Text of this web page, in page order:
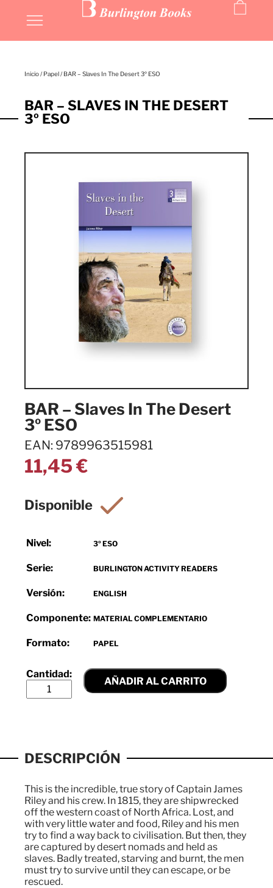
Inicio/ Papel/ BAR – Slaves In The Desert 3º ESO
BAR – SLAVES IN THE DESERT
3º ESO
BAR – Slaves In The Desert
3º ESO
EAN: 9789963515981
11,45€
Nivel: 3º ESO
Serie: BURLINGTON ACTIVITY READERS
Versión: ENGLISH
Componente: MATERIAL COMPLEMENTARIO
Formato: PAPEL
AÑADIR AL CARRITO
DESCRIPCIÓN
This is the incredible, true story of Captain James
Riley and his crew. In 1815, they are shipwrecked
off the western coast of North Africa. Lost, and
with very little water and food, Riley and his men
try to find a way back to civilisation. But then, they
are captured by desert nomads and held as
slaves. Badly treated, starving and burnt, the men
must try to survive until they can escape, or be
rescued.